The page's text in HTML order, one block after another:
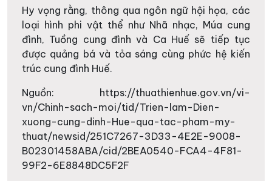
Hy vọng rằng, thông qua ngôn ngữ hội họa, các
loại hình phi vật thể như Nhã nhạc, Múa cung
đình, Tuồng cung đình và Ca Huế sẽ tiếp tục
được quảng bá và tỏa sáng cùng phức hệ kiến
trúc cung đình Huế.
Nguồn: https://thuathienhue.gov.vn/vi-
vn/Chinh-sach-moi/tid/Trien-lam-Dien-
xuong-cung-dinh-Hue-qua-tac-pham-my-
thuat/newsid/251C7267-3D33-4E2E-9008-
B02301458ABA/cid/2BEA0540-FCA4-4F81-
99F2-6E8848DC5F2F